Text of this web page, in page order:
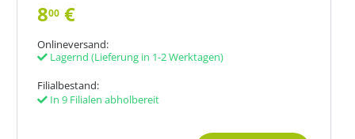
800 €
Onlineversand:
Lagernd (Lieferung in 1-2 Werktagen)
Filialbestand:
In 9 Filialen abholbereit